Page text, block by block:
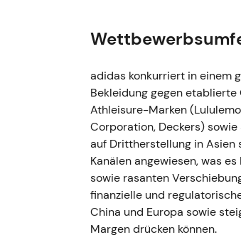
7.–25. Oktober 2022 —
- adidas stellt die Yeezy-
Prüfstand und beendet sie
eingestellt, ein
größerem Umsatzeffekt bis
Reputationssicht, aber mit
schwenkte von einer
Kapitalerhalt um;
Margenschäden. - Scharfer
Wegfall einer
adidas konkurriert in einem
Bekleidung gegen
Athleisure-Marken
Corporation, Deckers)
auf Drittherstellung in
Kanälen angewiesen, was
sowie rasanten
finanzielle und
China und Europa sowie
Margen drücken können.